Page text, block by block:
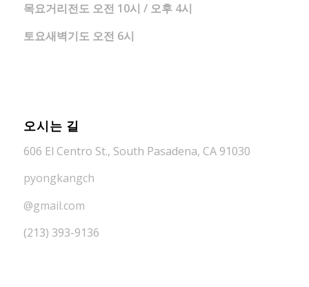
목요거리전도 오전 10시 / 오후 4시
토요새벽기도 오전 6시
오시는 길
606 El Centro St., South Pasadena, CA 91030
pyongkangch
@gmail.com
(213) 393-9136